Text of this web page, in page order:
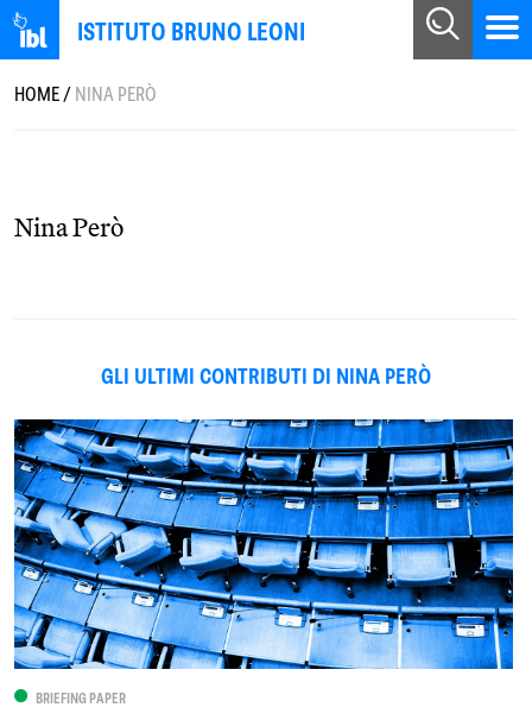
ISTITUTO BRUNO LEONI
HOME/NINA PERÒ
Nina Però
GLI ULTIMI CONTRIBUTI DI NINA PERÒ
BRIEFING PAPER